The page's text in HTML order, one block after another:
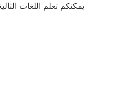
يمكنكم تعلم اللغات